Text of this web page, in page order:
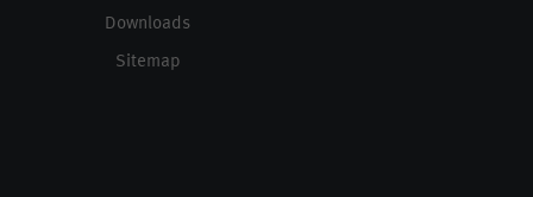
Downloads
Sitemap